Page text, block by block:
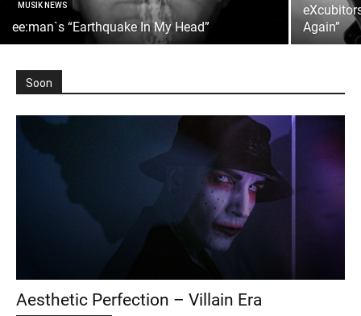
MUSIK NEWS
ee:man`s “Earthquake In My Head”
Again”
Soon
Aesthetic Perfection – Villain Era